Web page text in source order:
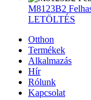
M8123B2
LETÖLTÉS
Otthon
Termékek
Alkalmazás
Hír
Rólunk
Kapcsolat